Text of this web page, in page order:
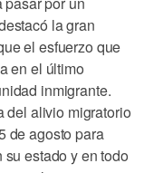
la gran
el esfuerzo que
en el último
inmigrante.
del alivio migratorio
de agosto para
estado y en todo